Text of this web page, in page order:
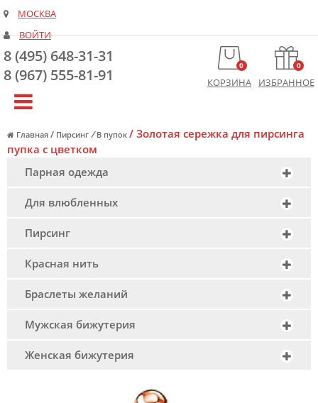
МОСКВА
ВОЙТИ
8 (495) 648-31-31
8 (967) 555-81-91
0
КОРЗИНА
0
ИЗБРАННОЕ
Главная / Пирсинг /В пупок /Золотая сережка для пирсинга
пупка с цветком
Парная одежда
Для влюбленных
Пирсинг
Красная нить
Браслеты желаний
Мужская бижутерия
Женская бижутерия